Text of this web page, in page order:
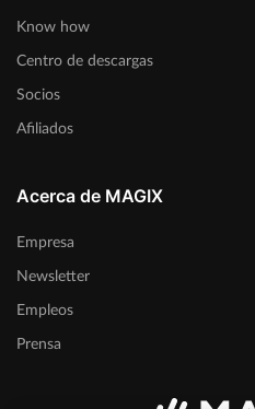
Know how
Centro de descargas
Socios
Afiliados
Acerca de MAGIX
Empresa
Newsletter
Empleos
Prensa